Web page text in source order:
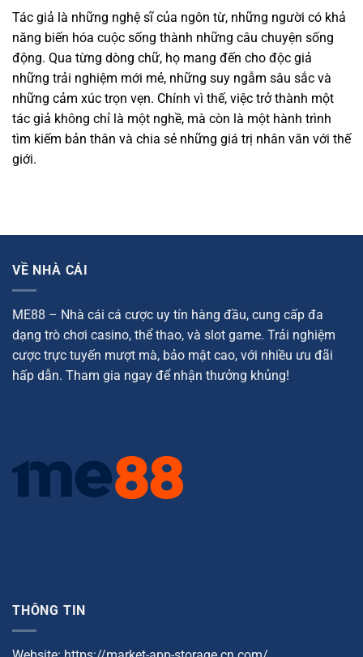
Tác giả là những nghệ sĩ của ngôn từ, những người có khả
năng biến hóa cuộc sống thành những câu chuyện sống
động. Qua từng dòng chữ, họ mang đến cho độc giả
những trải nghiệm mới mẻ, những suy ngẫm sâu sắc và
những cảm xúc trọn vẹn. Chính vì thế, việc trở thành một
tác giả không chỉ là một nghề, mà còn là một hành trình
tìm kiếm bản thân và chia sẻ những giá trị nhân văn với thế
giới.
VỀ NHÀ CÁI
ME88 – Nhà cái cá cược uy tín hàng đầu, cung cấp đa
dạng trò chơi casino, thể thao, và slot game. Trải nghiệm
cược trực tuyến mượt mà, bảo mật cao, với nhiều ưu đãi
hấp dẫn. Tham gia ngay để nhận thưởng khủng!
THÔNG TIN